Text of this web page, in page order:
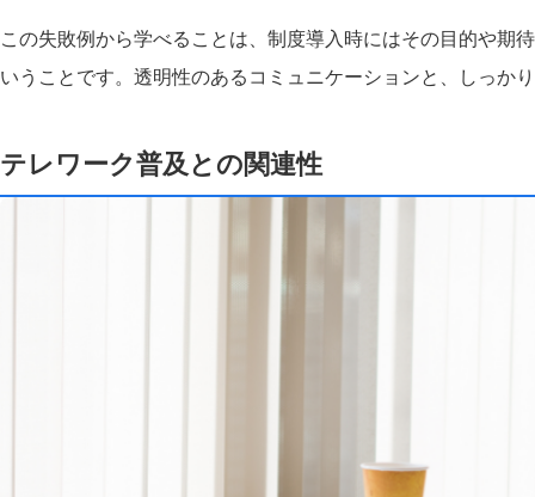
この失敗例から学べることは、制度導入時にはその目的や期
いうことです。透明性のあるコミュニケーションと、しっか
テレワーク普及との関連性